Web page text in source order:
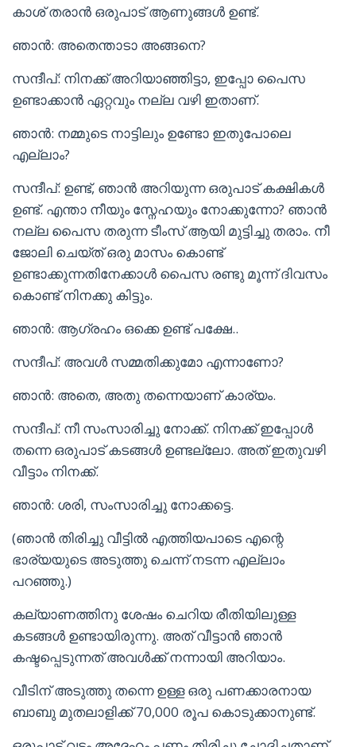
കാശ് തരാൻ ഒരുപാട് ആണുങ്ങൾ ഉണ്ട്.
ഞാൻ: അതെന്താടാ അങ്ങനെ?
സന്ദീപ്: നിനക്ക് അറിയാഞ്ഞിട്ടാ, ഇപ്പോ പൈസ
ഉണ്ടാക്കാൻ ഏറ്റവും നല്ല വഴി ഇതാണ്.
ഞാൻ: നമ്മുടെ നാട്ടിലും ഉണ്ടോ ഇതുപോലെ
എല്ലാം?
സന്ദീപ്: ഉണ്ട്, ഞാൻ അറിയുന്ന ഒരുപാട് കക്ഷികൾ
ഉണ്ട്. എന്താ നീയും സ്നേഹയും നോക്കുന്നോ? ഞാൻ
നല്ല പൈസ തരുന്ന ടീംസ് ആയി മുട്ടിച്ചു തരാം. നീ
ജോലി ചെയ്ത് ഒരു മാസം കൊണ്ട്
ഉണ്ടാക്കുന്നതിനേക്കാൾ പൈസ രണ്ടു മൂന്ന് ദിവസം
കൊണ്ട് നിനക്കു കിട്ടും.
ഞാൻ: ആഗ്രഹം ഒക്കെ ഉണ്ട് പക്ഷേ..
സന്ദീപ്: അവൾ സമ്മതിക്കുമോ എന്നാണോ?
ഞാൻ: അതെ, അതു തന്നെയാണ് കാര്യം.
സന്ദീപ്: നീ സംസാരിച്ചു നോക്ക്. നിനക്ക് ഇപ്പോൾ
തന്നെ ഒരുപാട് കടങ്ങൾ ഉണ്ടല്ലോ. അത് ഇതുവഴി
വീട്ടാം നിനക്ക്.
ഞാൻ: ശരി, സംസാരിച്ചു നോക്കട്ടെ.
(ഞാൻ തിരിച്ചു വീട്ടിൽ എത്തിയപാടെ എന്റെ
ഭാര്യയുടെ അടുത്തു ചെന്ന് നടന്ന എല്ലാം
പറഞ്ഞു.)
കല്യാണത്തിനു ശേഷം ചെറിയ രീതിയിലുള്ള
കടങ്ങൾ ഉണ്ടായിരുന്നു. അത് വീട്ടാൻ ഞാൻ
കഷ്ടപ്പെടുന്നത് അവൾക്ക് നന്നായി അറിയാം.
വീടിന് അടുത്തു തന്നെ ഉള്ള ഒരു പണക്കാരനായ
ബാബു മുതലാളിക്ക് 70,000 രൂപ കൊടുക്കാനുണ്ട്.